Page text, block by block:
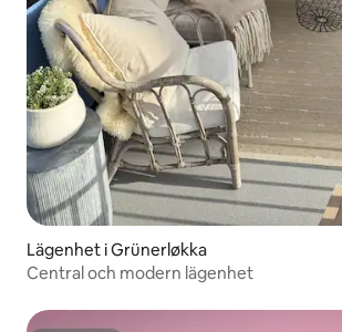
Lägenhet i Grünerløkka
Central och modern lägenhet